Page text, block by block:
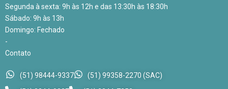
Segunda à sexta: 9h às 12h e das 13:30h às 18:30h
Sábado: 9h às 13h
Domingo: Fechado
-
Contato
(51) 98444-9337
(51) 99358-2270 (SAC)